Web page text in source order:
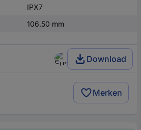
IPX7
106.50 mm
Download
Merken